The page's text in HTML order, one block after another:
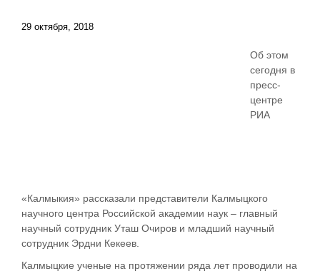
29 октября, 2018
Об этом
сегодня в
пресс-
центре
РИА
«Калмыкия» рассказали представители Калмыцкого
научного центра Российской академии наук – главный
научный сотрудник Уташ Очиров и младший научный
сотрудник Эрдни Кекеев.
Калмыцкие ученые на протяжении ряда лет проводили на